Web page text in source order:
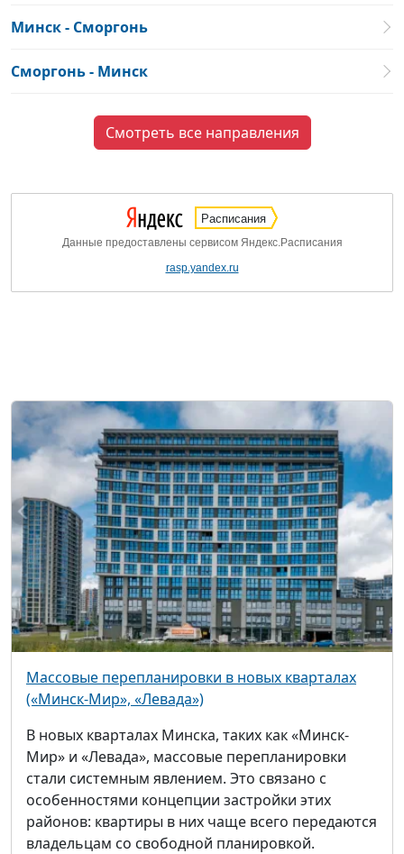
Минск - Сморгонь
Сморгонь - Минск
Смотреть все направления
Расписания
Данные предоставлены сервисом Яндекс.Расписания
rasp.yandex.ru
Массовые перепланировки в новых кварталах
(«Минск-Мир», «Левада»)
В новых кварталах Минска, таких как «Минск-
Мир» и «Левада», массовые перепланировки
стали системным явлением. Это связано с
особенностями концепции застройки этих
районов: квартиры в них чаще всего передаются
владельцам со свободной планировкой.